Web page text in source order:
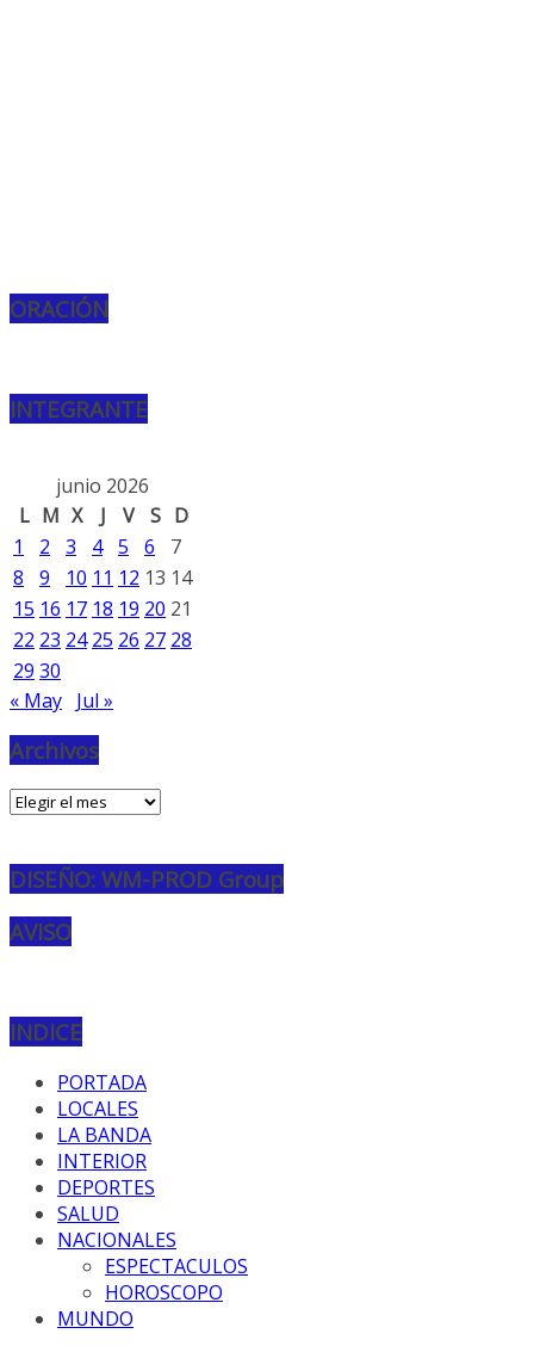
ORACIÓN
INTEGRANTE
junio 2026
L M X J V S D
1
2 3 4 5 6
7
8
9 10 11 12 13 14
15 16 17 18 19 20 21
22 23 24 25 26 27 28
29 30
« May Jul »
Archivos
Archivos
DISEÑO: WM-PROD Group
AVISO
INDICE
PORTADA
LOCALES
LA BANDA
INTERIOR
DEPORTES
SALUD
NACIONALES
ESPECTACULOS
HOROSCOPO
MUNDO